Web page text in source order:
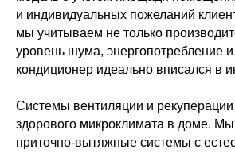
и индивидуальных пожеланий
мы учитываем не только
уровень шума, энергопотребление
кондиционер идеально вписался в
Системы вентиляции и рекуперации
здорового микроклимата в доме.
приточно-вытяжные системы с